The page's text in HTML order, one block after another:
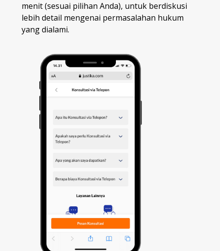
menit (sesuai pilihan Anda), untuk berdiskusi
lebih detail mengenai permasalahan hukum
yang dialami.